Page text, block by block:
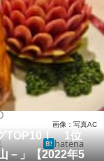
TOP10！ 1位
－」【2022年5
画像：写真AC
hatena